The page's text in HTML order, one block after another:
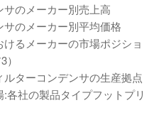
サのメーカー別売上高
サのメーカー別平均価格
るメーカーの市場ポジショ
ルターコンデンサの生産拠点
各社の製品タイプフットプリ